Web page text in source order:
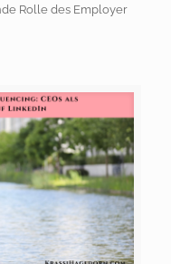
Rolle des Employer